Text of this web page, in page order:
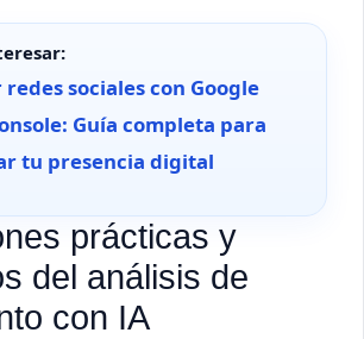
sociales con Google
Guía completa para
tu presencia digital
prácticas y
del análisis de
con IA